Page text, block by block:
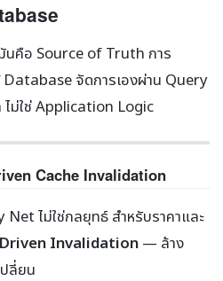
คือ Source of Truth การ
Database จัดการเองผ่าน Query
ม่ใช่ Application Logic
Cache Invalidation
ไม่ใช่กลยุทธ์ สำหรับราคาและ
Invalidation — ล้าง
ลี่ยน